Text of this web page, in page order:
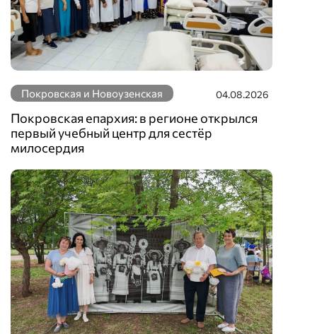
Покровская и Новоузенская 04.08.2026
Покровская епархия: в регионе открылся
первый учебный центр для сестёр
милосердия